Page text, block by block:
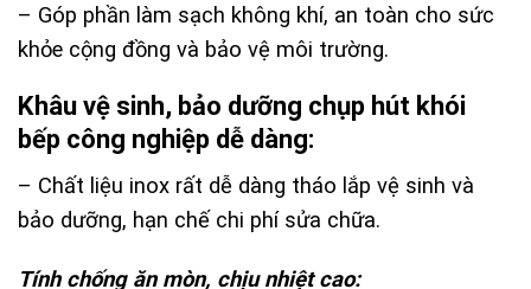
– Góp phần làm sạch không khí, an toàn cho sức
khỏe cộng đồng và bảo vệ môi trường.
Khâu vệ sinh, bảo dưỡng chụp hút khói
bếp công nghiệp dễ dàng:
– Chất liệu inox rất dễ dàng tháo lắp vệ sinh và
bảo dưỡng, hạn chế chi phí sửa chữa.
Tính chống ăn mòn, chịu nhiệt cao: